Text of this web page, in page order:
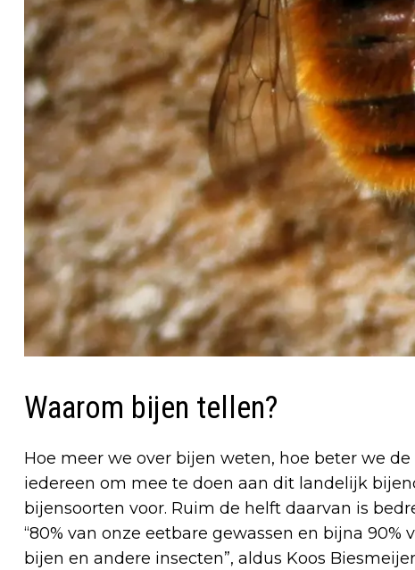
Waarom bijen tellen?
Hoe meer we over bijen weten, hoe beter we
iedereen om mee te doen aan dit landelijk
bijensoorten voor. Ruim de helft daarvan is
“80% van onze eetbare gewassen en bijna
bijen en andere insecten”, aldus Koos